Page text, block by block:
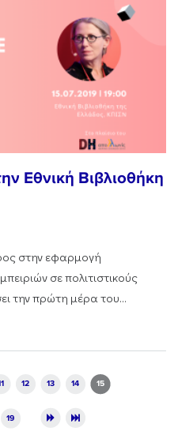
Εθνική Βιβλιοθήκη
στην εφαρμογή
σε πολιτιστικούς
την πρώτη μέρα του...
12 13 14 15
19